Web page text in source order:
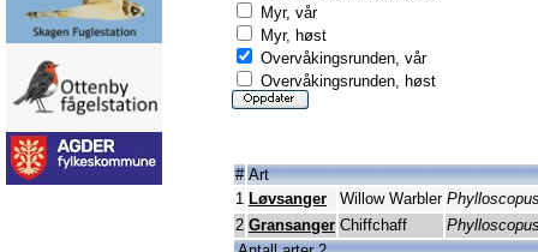
Myr, vår
Myr, høst
Overvåkingsrunden, vår
Overvåkingsrunden, høst
# Art
1 Løvsanger Willow Warbler
2 Gransanger Chiffchaff